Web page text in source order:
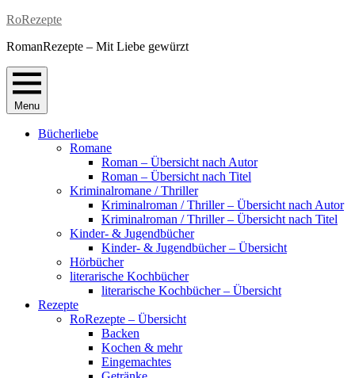
Skip
content
RoRezepte
RomanRezepte – Mit Liebe gewürzt
Menu
Bücherliebe
Romane
Roman – Übersicht nach Autor
Roman – Übersicht nach Titel
Kriminalromane / Thriller
Kriminalroman / Thriller – Übersicht nach Autor
Kriminalroman / Thriller – Übersicht nach Titel
Kinder- & Jugendbücher
Kinder- & Jugendbücher – Übersicht
Hörbücher
literarische Kochbücher
literarische Kochbücher – Übersicht
Rezepte
RoRezepte – Übersicht
Backen
Kochen & mehr
Eingemachtes